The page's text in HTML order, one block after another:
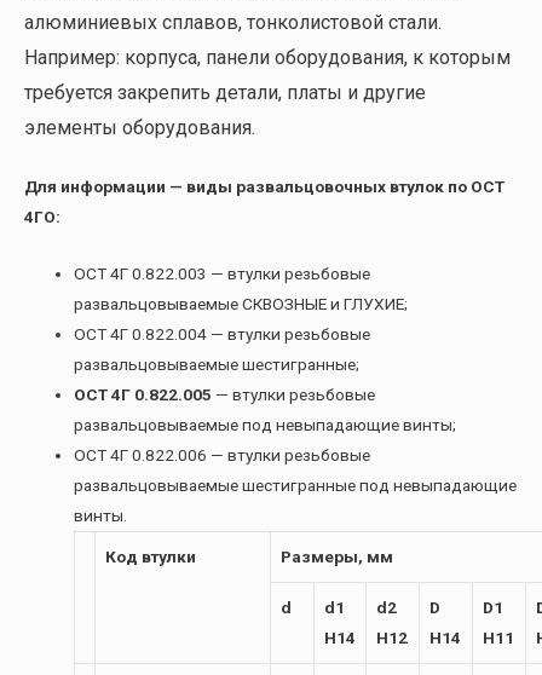
алюминиевых сплавов, тонколистовой стали.
Например: корпуса, панели оборудования, к которым
требуется закрепить детали, платы и другие
элементы оборудования.
Для информации — виды развальцовочных втулок по ОСТ
4ГО:
ОСТ 4Г 0.822.003 — втулки резьбовые
развальцовываемые СКВОЗНЫЕ и ГЛУХИЕ;
ОСТ 4Г 0.822.004 — втулки резьбовые
развальцовываемые шестигранные;
ОСТ 4Г 0.822.005 — втулки резьбовые
развальцовываемые под невыпадающие винты;
ОСТ 4Г 0.822.006 — втулки резьбовые
развальцовываемые шестигранные под невыпадающие
винты.
Код втулки Размеры, мм
d
d1
H14
d2
H12
D
H14
D1
H11